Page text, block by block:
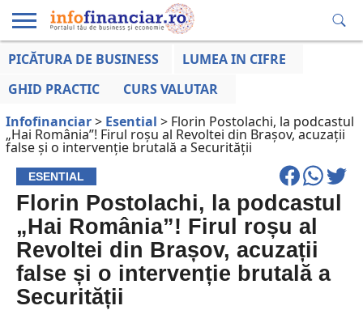
EDUCAȚIE
LA ZI
AFACERILOR
PICĂTURA DE BUSINESS
LUMEA IN CIFRE
GHID PRACTIC
CURS VALUTAR
Infofinanciar> Esential > Florin Postolachi, la podcastul
„Hai România”! Firul roșu al Revoltei din Brașov, acuzații
false și o intervenție brutală a Securității
ESENTIAL
Florin Postolachi, la podcastul
„Hai România”! Firul roșu al
Revoltei din Brașov, acuzații
false și o intervenție brutală a
Securității